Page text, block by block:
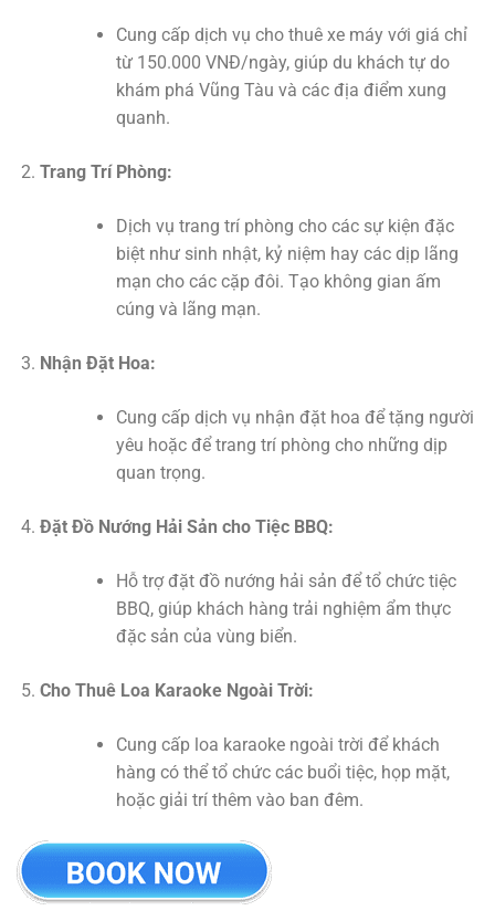
Cung cấp dịch vụ cho thuê xe máy với giá chỉ
từ 150.000 VNĐ/ngày, giúp du khách tự do
khám phá Vũng Tàu và các địa điểm xung
quanh.
Trang Trí Phòng:
Dịch vụ trang trí phòng cho các sự kiện đặc
biệt như sinh nhật, kỷ niệm hay các dịp lãng
mạn cho các cặp đôi. Tạo không gian ấm
cúng và lãng mạn.
Nhận Đặt Hoa:
Cung cấp dịch vụ nhận đặt hoa để tặng người
yêu hoặc để trang trí phòng cho những dịp
quan trọng.
Đặt Đồ Nướng Hải Sản cho Tiệc BBQ:
Hỗ trợ đặt đồ nướng hải sản để tổ chức tiệc
BBQ, giúp khách hàng trải nghiệm ẩm thực
đặc sản của vùng biển.
Cho Thuê Loa Karaoke Ngoài Trời:
Cung cấp loa karaoke ngoài trời để khách
hàng có thể tổ chức các buổi tiệc, họp mặt,
hoặc giải trí thêm vào ban đêm.